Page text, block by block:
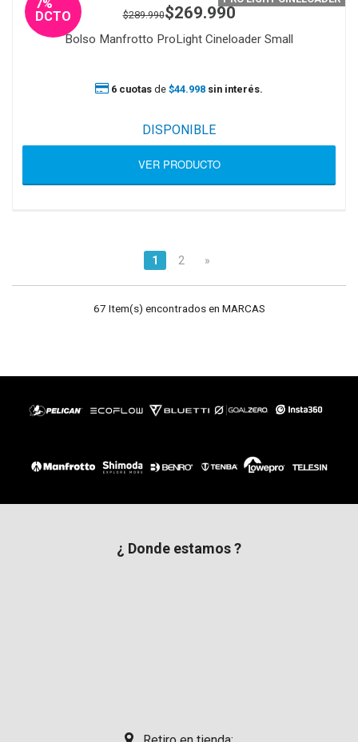
7%
DCTO
$289.990$269.990
Bolso Manfrotto ProLight Cineloader Small
6 cuotas de $44.998 sin interés.
DISPONIBLE
VER PRODUCTO
1 2 »
67 Item(s) encontrados en MARCAS
¿ Donde estamos ?